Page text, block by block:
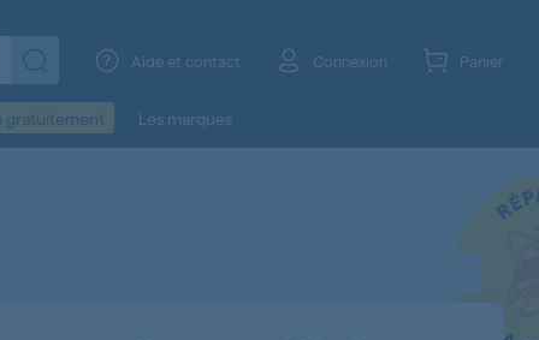
Aide et contact Connexion Panier
gratuitement Les marques